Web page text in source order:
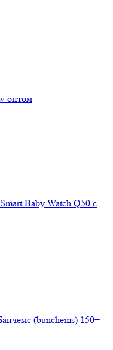
оптом
Baby Watch Q50 c
(bunchems) 150+